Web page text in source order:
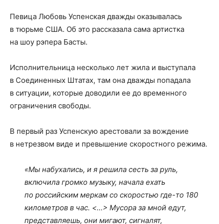
Певица Любовь Успенская дважды оказывалась
в тюрьме США. Об это рассказала сама артистка
на шоу рэпера Басты.
Исполнительница несколько лет жила и выступала
в Соединенных Штатах, там она дважды попадала
в ситуации, которые доводили ее до временного
ограничения свободы.
В первый раз Успенскую арестовали за вождение
в нетрезвом виде и превышение скоростного режима.
«Мы набухались, и я решила сесть за руль,
включила громко музыку, начала ехать
по российским меркам со скоростью где-то 180
километров в час. <…> Мусора за мной едут,
представляешь, они мигают, сигналят,